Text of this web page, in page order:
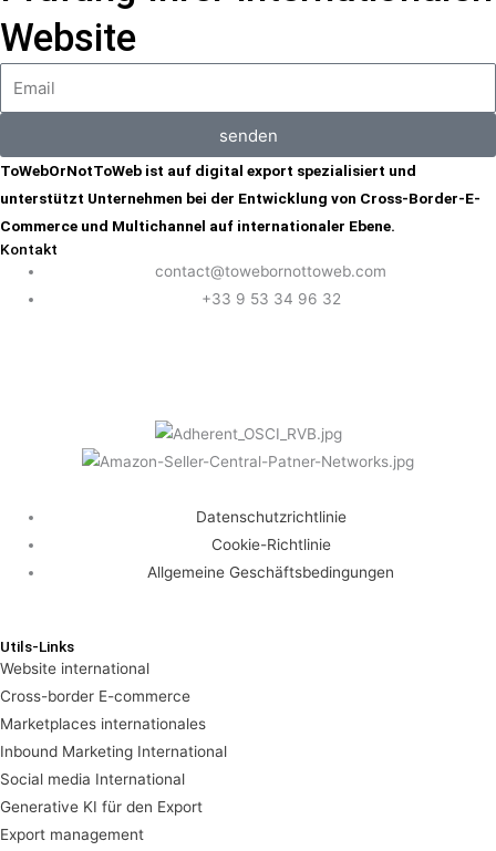
Website
senden
ToWebOrNotToWeb ist auf digital export spezialisiert und
unterstützt Unternehmen bei der Entwicklung von Cross-Border-E-
Commerce und Multichannel auf internationaler Ebene.
Kontakt
contact@towebornottoweb.com
+33 9 53 34 96 32
Datenschutzrichtlinie
Cookie-Richtlinie
Allgemeine Geschäftsbedingungen
Utils-Links
Website international
Cross-border E-commerce
Marketplaces internationales
Inbound Marketing International
Social media International
Generative KI für den Export
Export management